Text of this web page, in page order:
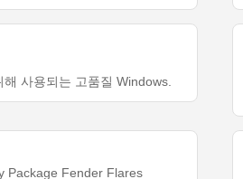
사용되는 고품질 Windows.
Package Fender Flares